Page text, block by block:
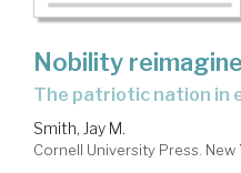
Nobility
the patriotic nation in
Smith, Jay M.
Cornell University Press.